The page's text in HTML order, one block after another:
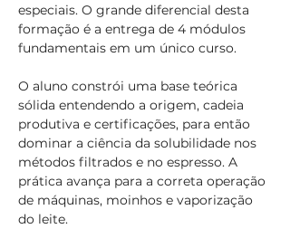
especiais. O grande diferencial desta
formação é a entrega de 4 módulos
fundamentais em um único curso.
O aluno constrói uma base teórica
sólida entendendo a origem, cadeia
produtiva e certificações, para então
dominar a ciência da solubilidade nos
métodos filtrados e no espresso. A
prática avança para a correta operação
de máquinas, moinhos e vaporização
do leite.